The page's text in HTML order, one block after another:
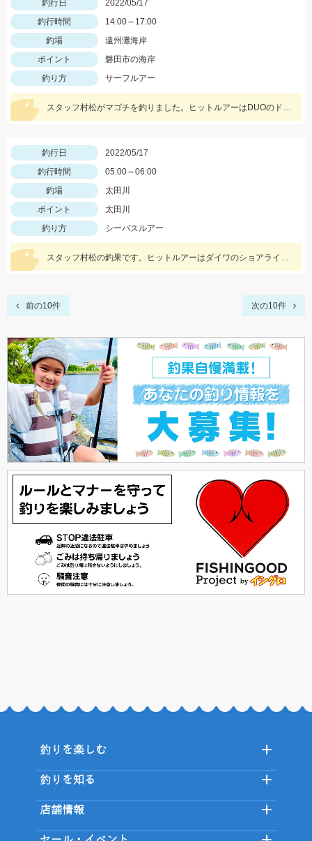
釣行日
2022/05/17
釣行時間
14:00～17:00
釣場
遠州灘海岸
ポイント
磐田市の海岸
釣り方
サーフルアー
スタッフ村松がマゴチを釣りました。ヒットルアーはDUOのドラッグメタルキャストショット30gのイワシカラー。
釣行日
2022/05/17
釣行時間
05:00～06:00
釣場
太田川
ポイント
太田川
釣り方
シーバスルアー
スタッフ村松の釣果です。ヒットルアーはダイワのショアラインシャイナーZバーティス80Sのゴールドカラー。
前の10件 次の10件
釣りを楽しむ
釣りを知る
店舗情報